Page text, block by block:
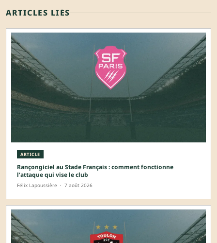
ARTICLES LIÉS
ARTICLE
Rançongiciel au Stade Français : comment fonctionne
l’attaque qui vise le club
Félix Lapoussière · 7 août 2026